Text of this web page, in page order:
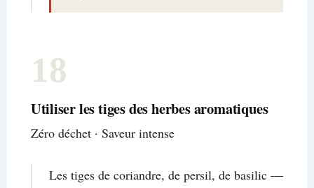
18
Utiliser les tiges des herbes aromatiques
Zéro déchet · Saveur intense
Les tiges de coriandre, de persil, de basilic —